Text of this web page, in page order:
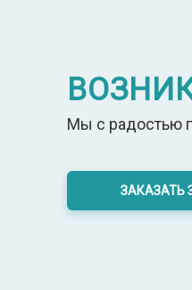
Мы с радостью
ЗАКАЗАТЬ